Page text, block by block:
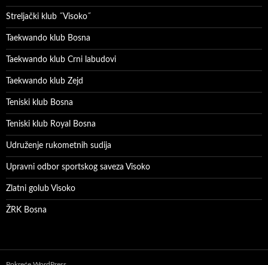
Streljački klub ˝Visoko˝
Taekwando klub Bosna
Taekwando klub Crni labudovi
Taekwando klub Zejd
Teniski klub Bosna
Teniski klub Royal Bosna
Udruženje rukometnih sudija
Upravni odbor sportskog saveza Visoko
Zlatni golub Visoko
ŽRK Bosna